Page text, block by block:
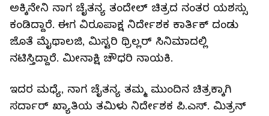
ಅಕ್ಕಿನೇನಿ ನಾಗ ಚೈತನ್ಯ ತಂದೇಲ್ ಚಿತ್ರದ ನಂತರ ಯಶಸ್ಸು
ಕಂಡಿದ್ದಾರೆ. ಈಗ ವಿರೂಪಾಕ್ಷ ನಿರ್ದೇಶಕ ಕಾರ್ತಿಕ್ ದಂಡು
ಜೊತೆ ಮೈಥಾಲಜಿ, ಮಿಸ್ಟರಿ ಥ್ರಿಲ್ಲರ್ ಸಿನಿಮಾದಲ್ಲಿ
ನಟಿಸ್ತಿದ್ದಾರೆ. ಮೀನಾಕ್ಷಿ ಚೌಧರಿ ನಾಯಕಿ.
ಇದರ ಮಧ್ಯೆ, ನಾಗ ಚೈತನ್ಯ ತಮ್ಮ ಮುಂದಿನ ಚಿತ್ರಕ್ಕಾಗಿ
ಸರ್ದಾರ್ ಖ್ಯಾತಿಯ ತಮಿಳು ನಿರ್ದೇಶಕ ಪಿ.ಎಸ್. ಮಿತ್ರನ್